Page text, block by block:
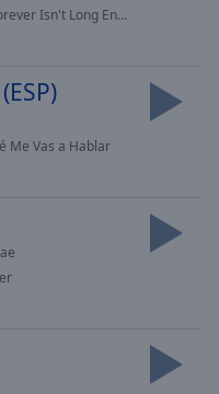
Isn't Long Enough
Me Vas a Hablar